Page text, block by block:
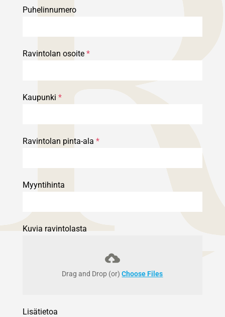
Puhelinnumero
Ravintolan osoite *
Kaupunki *
Ravintolan pinta-ala *
Myyntihinta
Kuvia ravintolasta
Drag and Drop (or)Choose Files
Lisätietoa